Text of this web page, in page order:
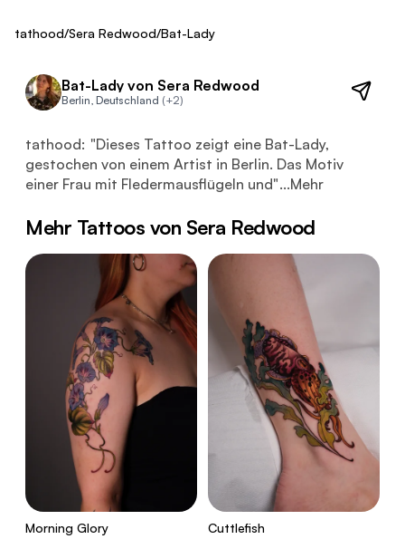
tathood/Sera Redwood/Bat-Lady
Bat-Lady von Sera Redwood
Berlin, Deutschland (+2)
Dieses Tattoo zeigt eine Bat-Lady, gestochen von
tathood: "Dieses Tattoo zeigt eine Bat-Lady,
gestochen von einem Artist in Berlin. Das Motiv
einer Frau mit Fledermausflügeln und"...Mehr
Mehr Tattoos von Sera Redwood
Morning Glory Cuttlefish